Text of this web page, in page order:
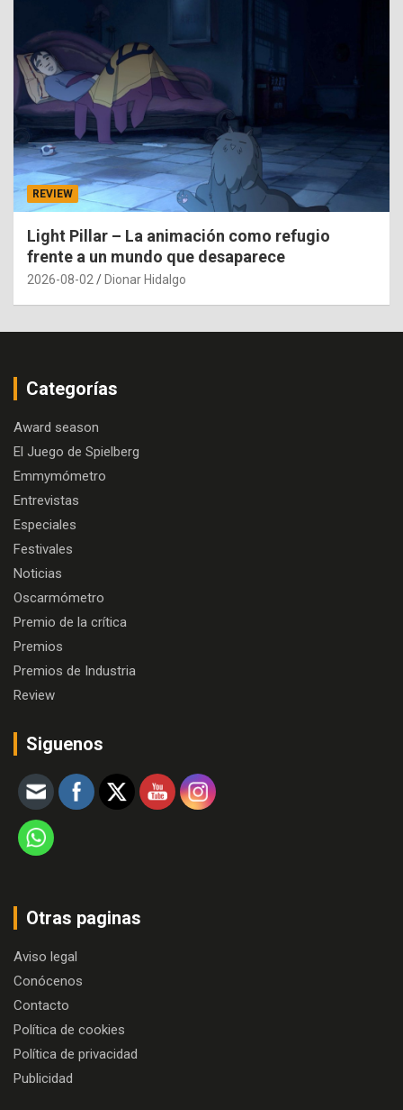
REVIEW
Light Pillar – La animación como refugio
frente a un mundo que desaparece
2026-08-02 Dionar Hidalgo
Categorías
Award season
El Juego de Spielberg
Emmymómetro
Entrevistas
Especiales
Festivales
Noticias
Oscarmómetro
Premio de la crítica
Premios
Premios de Industria
Review
Siguenos
Otras paginas
Aviso legal
Conócenos
Contacto
Política de cookies
Política de privacidad
Publicidad